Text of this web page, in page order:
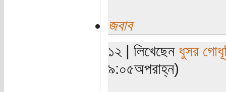
জবাব
১২ | লিখেছেন ধুসর
৯:০৫অপরাহ্ন)